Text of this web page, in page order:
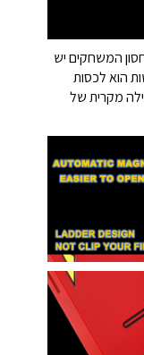
המשחקים יש
הוא לכסות
מקרית של